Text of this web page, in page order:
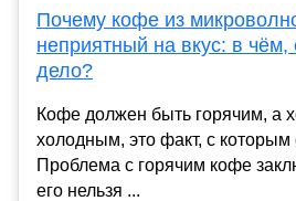
Почему кофе из
неприятный на вкус: в чём,
дело?
Кофе должен быть горячим, а
холодным, это факт, с которым
Проблема с горячим кофе
его нельзя ...